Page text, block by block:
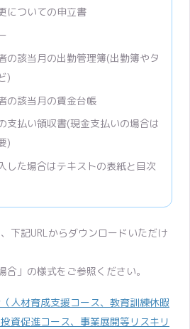
についての申立書
の該当月の出勤管理簿(出勤簿やタ
)
の該当月の賃金台帳
支払い領収書(現金支払いの場合は
)
した場合はテキストの表紙と目次
下記URLからダウンロードいただけ
合」の様式をご参照ください。
人材育成支援コース、教育訓練休暇
資促進コース、事業展開等リスキリ